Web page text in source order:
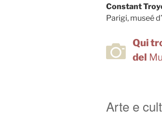
Constant
Parigi, museé
Qui
del
Arte e